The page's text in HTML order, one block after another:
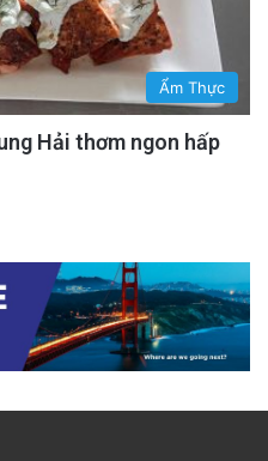
Ẩm Thực
Hải thơm ngon hấp